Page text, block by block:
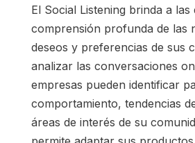
El Social Listening brinda a las
comprensión profunda de las
deseos y preferencias de sus
analizar las conversaciones
empresas pueden identificar
comportamiento, tendencias
áreas de interés de su